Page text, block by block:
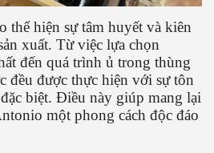
hiện sự tâm huyết và kiên
xuất. Từ việc lựa chọn
đến quá trình ủ trong thùng
đều được thực hiện với sự tôn
biệt. Điều này giúp mang lại
một phong cách độc đáo